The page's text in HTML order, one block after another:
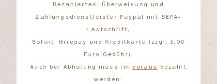
Bezahlarten: Überweisung und
Zahlungsdienstleister Paypal mit SEPA-
Lastschrift,
Sofort, Giropay und Kreditkarte (zzgl. 3,00
Euro Gebühr).
Auch bei Abholung muss imvoraus bezahlt
werden.